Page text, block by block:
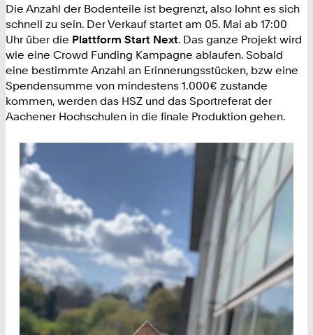
Die Anzahl der Bodenteile ist begrenzt, also lohnt es sich
schnell zu sein. Der Verkauf startet am 05. Mai ab 17:00
Uhr über die Plattform Start Next. Das ganze Projekt wird
wie eine Crowd Funding Kampagne ablaufen. Sobald
eine bestimmte Anzahl an Erinnerungsstücken, bzw eine
Spendensumme von mindestens 1.000€ zustande
kommen, werden das HSZ und das Sportreferat der
Aachener Hochschulen in die finale Produktion gehen.